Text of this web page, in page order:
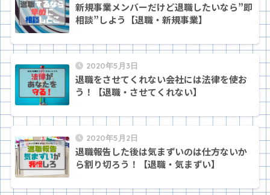
新規事業メンバーだけど退職したいなら”即
相談”しよう【退職・新規事業】
2020年5月3日
退職をさせてくれない会社には法律を使お
う！【退職・させてくれない】
2020年5月2日
退職報告した後は気まずいのは仕方ないか
ら割り切ろう！【退職・気まずい】